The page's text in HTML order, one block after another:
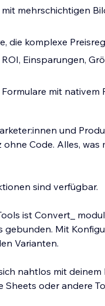
mehrschichtigen
die komplexe
Einsparungen,
mit nativem
und
ohne Code. Alles,
sind verfügbar.
ist Convert_
gebunden. Mit
Varianten.
nahtlos mit
Sheets oder andere